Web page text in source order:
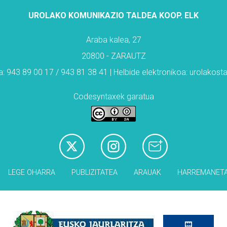
UROLAKO KOMUNIKAZIO TALDEA KOOP. ELK
Araba kalea, 27
20800 - ZARAUTZ
943 89 00 17 / 943 81 38 41 | Helbide elektronikoa:
Codesyntaxek garatua
LEGE OHARRA PUBLIZITATEA ARAUAK